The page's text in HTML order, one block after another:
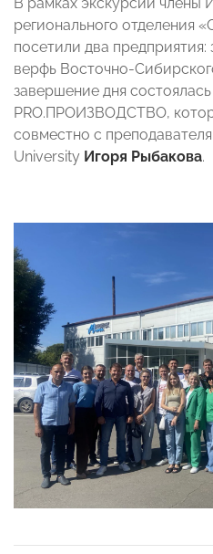
регионального
посетили два
верфь Восточно-
завершение дня
PRO.ПРОИЗВОДСТВО,
совместно с
University Игоря Рыбакова.